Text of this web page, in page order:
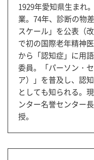
1929年愛知県生まれ
業。74年、診断の物
スケール」を公表（
で初の国際老年精神
から「認知症」に用
委員。「パーソン・
ア）」を普及し、認
としても知られる。
ンター名誉センター
授。